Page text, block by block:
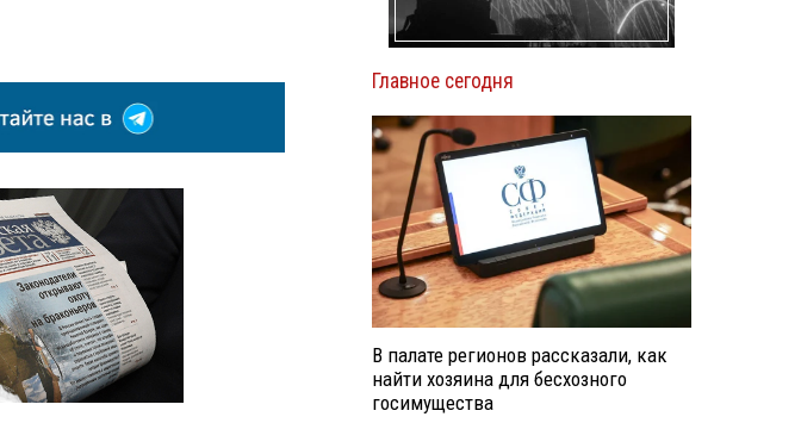
Главное сегодня
В палате регионов рассказали, как
найти хозяина для бесхозного
госимущества